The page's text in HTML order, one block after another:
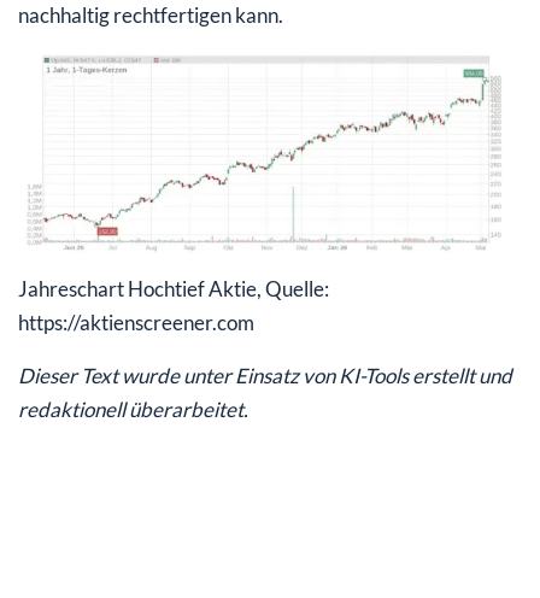
nachhaltig rechtfertigen kann.
Jahreschart Hochtief Aktie, Quelle:
https://aktienscreener.com
Dieser Text wurde unter Einsatz von KI-Tools erstellt und
redaktionell überarbeitet.